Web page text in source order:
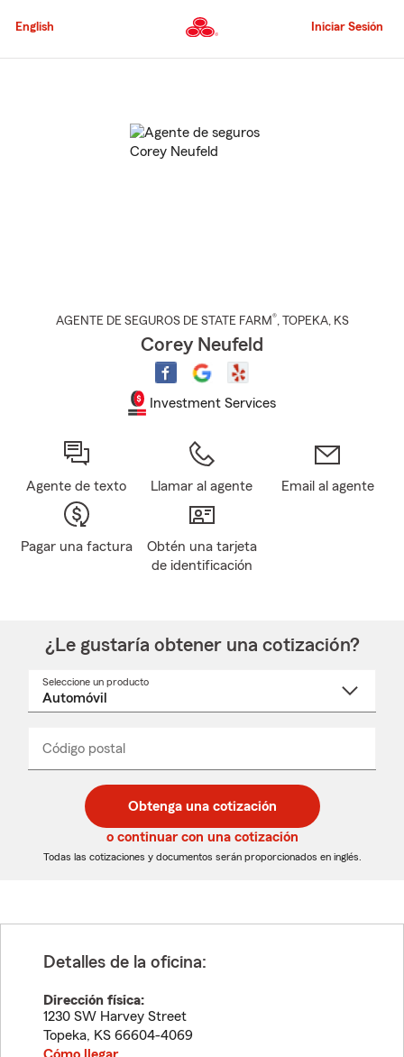
al
principal
English Iniciar Sesión
AGENTE DE SEGUROS DE STATE FARM®, TOPEKA, KS
Corey Neufeld
Investment Services
Agente de texto Llamar al agente Email al agente
Pagar una factura
Obtén una tarjeta
de identificación
¿Le gustaría obtener una cotización?
Seleccione un producto
desplegable
Código postal
de
5
dígitos
de
5
dígitos
_____
Obtenga una cotización
o continuar con una cotización
Todas las cotizaciones y documentos serán proporcionados en inglés.
Detalles de la oficina:
Dirección física:
1230 SW Harvey Street
Topeka, KS 66604-4069